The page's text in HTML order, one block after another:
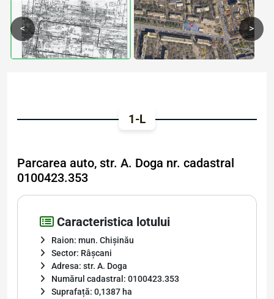
< >
1-L
Parcarea auto, str. A. Doga nr. cadastral
0100423.353
Caracteristica lotului
Raion: mun. Chișinău
Sector: Râșcani
Adresa: str. A. Doga
Numărul cadastral: 0100423.353
Suprafață: 0,1387 ha